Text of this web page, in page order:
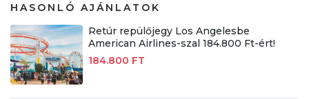
HASONLÓ AJÁNLATOK
Retúr repülőjegy Los Angelesbe
American Airlines-szal 184.800 Ft-ért!
184.800 FT